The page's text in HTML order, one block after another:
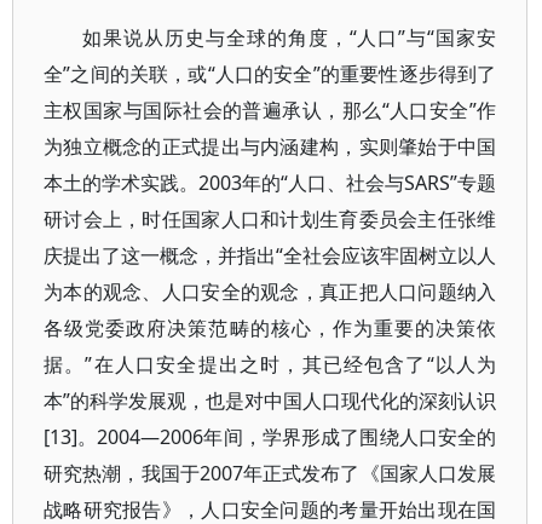
如果说从历史与全球的角度，“人口”与“国家安
全”之间的关联，或“人口的安全”的重要性逐步得到了
主权国家与国际社会的普遍承认，那么“人口安全”作
为独立概念的正式提出与内涵建构，实则肇始于中国
本土的学术实践。2003年的“人口、社会与SARS”专题
研讨会上，时任国家人口和计划生育委员会主任张维
庆提出了这一概念，并指出“全社会应该牢固树立以人
为本的观念、人口安全的观念，真正把人口问题纳入
各级党委政府决策范畴的核心，作为重要的决策依
据。”在人口安全提出之时，其已经包含了“以人为
本”的科学发展观，也是对中国人口现代化的深刻认识
[13]。2004—2006年间，学界形成了围绕人口安全的
研究热潮，我国于2007年正式发布了《国家人口发展
战略研究报告》，人口安全问题的考量开始出现在国